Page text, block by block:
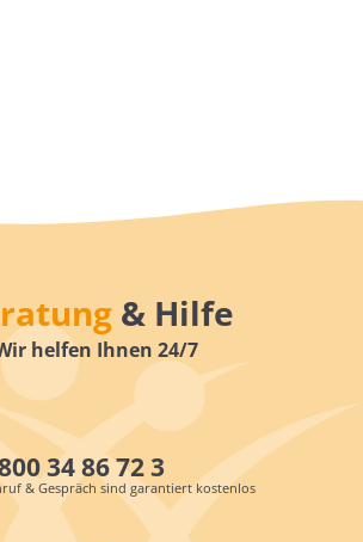
& Hilfe
helfen Ihnen 24/7
34 86 72 3
& Gespräch sind garantiert kostenlos